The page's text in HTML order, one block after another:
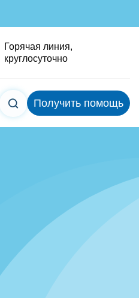
Горячая линия,
круглосуточно
Получить помощь